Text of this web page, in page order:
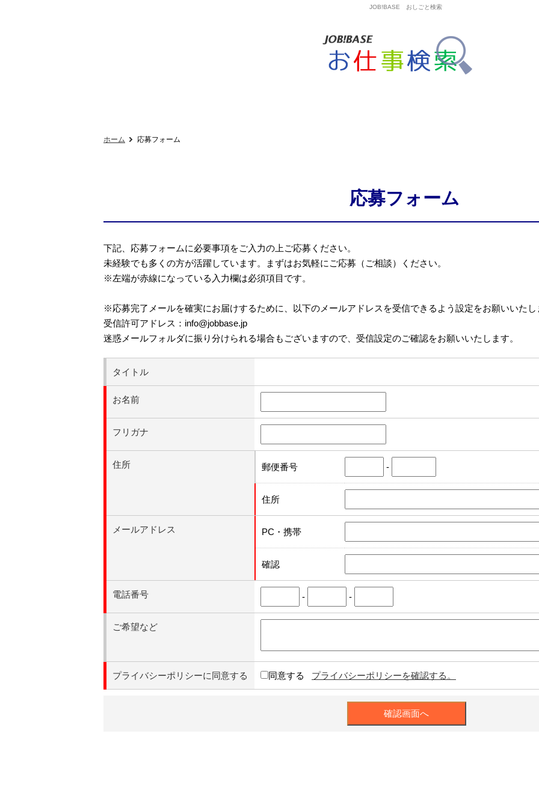
JOB!BASE おしごと検索
ホーム 応募フォーム
応募フォーム
下記、応募フォームに必要事項をご入力の上ご応募ください。
未経験でも多くの方が活躍しています。まずはお気軽にご応募（ご相談）ください。
※左端が赤線になっている入力欄は必須項目です。
※応募完了メールを確実にお届けするために、以下のメールアドレスを受信できるよう設定をお願いいたし
受信許可アドレス：info@jobbase.jp
迷惑メールフォルダに振り分けられる場合もございますので、受信設定のご確認をお願いいたします。
タイトル
お名前
フリガナ
住所 郵便番号 -
住所
メールアドレス PC・携帯
確認
電話番号 - -
ご希望など
プライバシーポリシーに同意する 同意する プライバシーポリシーを確認する。